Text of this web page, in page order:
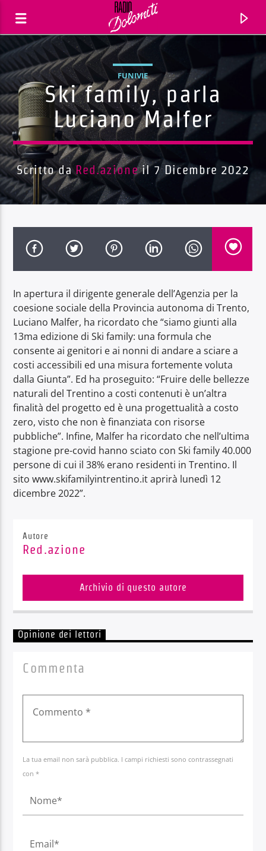
Titolo
Artista
Radio Dolomiti
FUNIVIE
Ski family, parla
Luciano Malfer
Scritto daRed.azioneil 7 Dicembre 2022
In apertura il dirigente generale dell’Agenzia per la
coesione sociale della Provincia autonoma di Trento,
Luciano Malfer, ha ricordato che “siamo giunti alla
13ma edizione di Ski family: una formula che
consente ai genitori e ai nonni di andare a sciare a
costi accessibili ed una misura fortemente voluta
dalla Giunta”. Ed ha proseguito: “Fruire delle bellezze
naturali del Trentino a costi contenuti è un’altra
finalità del progetto ed è una progettualità a costo
zero, visto che non è finanziata con risorse
pubbliche”. Infine, Malfer ha ricordato che nell’ultima
stagione pre-covid hanno sciato con Ski family 40.000
persone di cui il 38% erano residenti in Trentino. Il
sito www.skifamilyintrentino.it aprirà lunedì 12
dicembre 2022”.
Autore
Red.azione
Archivio di questo autore
Opinione dei lettori
Commenta
La tua email non sarà pubblica. I campi richiesti sono contrassegnati
con *